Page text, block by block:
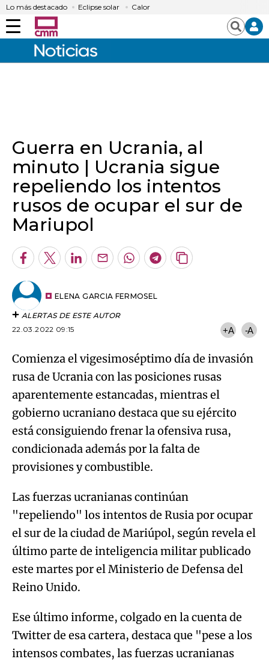
Lo más destacado Eclipse solar Calor
Menú Buscar
Guerra en Ucrania, al
minuto | Ucrania sigue
repeliendo los intentos
rusos de ocupar el sur de
Mariupol
Facebook
TwitterLinkedInEnviarWhatsapp
Telegram
Copiar
ELENA GARCIA FERMOSEL
ALERTAS DE ESTE AUTOR
22.03.2022 09:15
+A -A
Comienza el vigesimoséptimo día de invasión
rusa de Ucrania con las posiciones rusas
aparentemente estancadas, mientras el
gobierno ucraniano destaca que su ejército
está consiguiendo frenar la ofensiva rusa,
condicionada además por la falta de
provisiones y combustible.
Las fuerzas ucranianas continúan
"repeliendo" los intentos de Rusia por ocupar
el sur de la ciudad de Mariúpol, según revela el
último parte de inteligencia militar publicado
este martes por el Ministerio de Defensa del
Reino Unido.
Ese último informe, colgado en la cuenta de
Twitter de esa cartera, destaca que "pese a los
intensos combates, las fuerzas ucranianas